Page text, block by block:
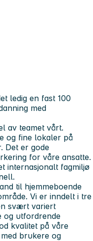
ledig en fast 100
med
av teamet vårt.
og fine lokaler på
Det er gode
for våre ansatte.
internasjonalt fagmiljø
til hjemmeboende
Vi er inndelt i tre
svært variert
og utfordrende
kvalitet på våre
brukere og